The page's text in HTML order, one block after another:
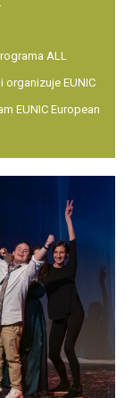
ALL
organizuje EUNIC
EUNIC European